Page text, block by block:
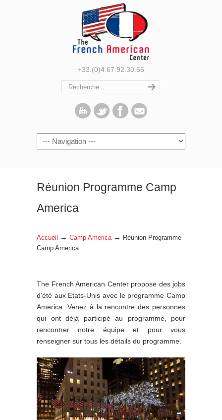
+33.(0)4.67.92.30.66
Navigation
Réunion Programme Camp
America
Accueil → Camp America →
Réunion Programme
Camp America
The French American Center propose des jobs
d’été aux Etats-Unis avec le programme Camp
America. Venez à la rencontre des personnes
qui ont déjà participé au programme, pour
rencontrer notre équipe et pour vous
renseigner sur tous les détails du programme.